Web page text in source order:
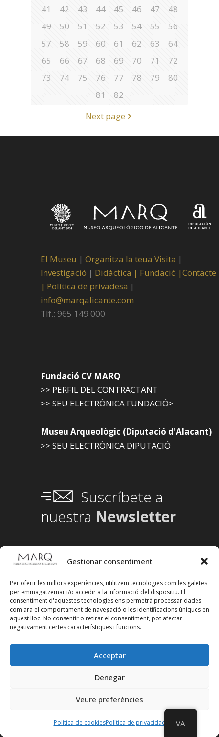
Gestionar consentiment
Per oferir les millors experiències, utilitzem tecnologies com les galetes
per emmagatzemar i/o accedir a la informació del dispositiu. El
consentiment d'aquestes tecnologies ens permetrà processar dades
com ara el comportament de navegació o les identificacions úniques en
aquest lloc. No consentir o retirar el consentiment, pot afectar
negativament certes característiques i funcions.
Acceptar
Denegar
Veure preferències
Política de cookiesPolítica de privacidad
41
42 43 44 45 46 47
48
49
50 51 52 53 54 55
56
57
58 59 60 61 62 63
64
65
66 67 68 69 70 71
72
73
74 75 76 77 78 79
80
81
82
Next page
El Museu | Organitza la teua Visita |
Investigació | Didàctica | Fundació |Contacte
| Política de privadesa |
info@marqalicante.com
Tlf.: 965 149 000
Fundació CV MARQ
>> PERFIL DEL CONTRACTANT
>> SEU ELECTRÒNICA FUNDACIÓ>
Museu Arqueològic (Diputació d'Alacant)
>> SEU ELECTRÒNICA DIPUTACIÓ
Suscríbete a
nuestra Newsletter
Segueix-nos en xarxes socials
VA